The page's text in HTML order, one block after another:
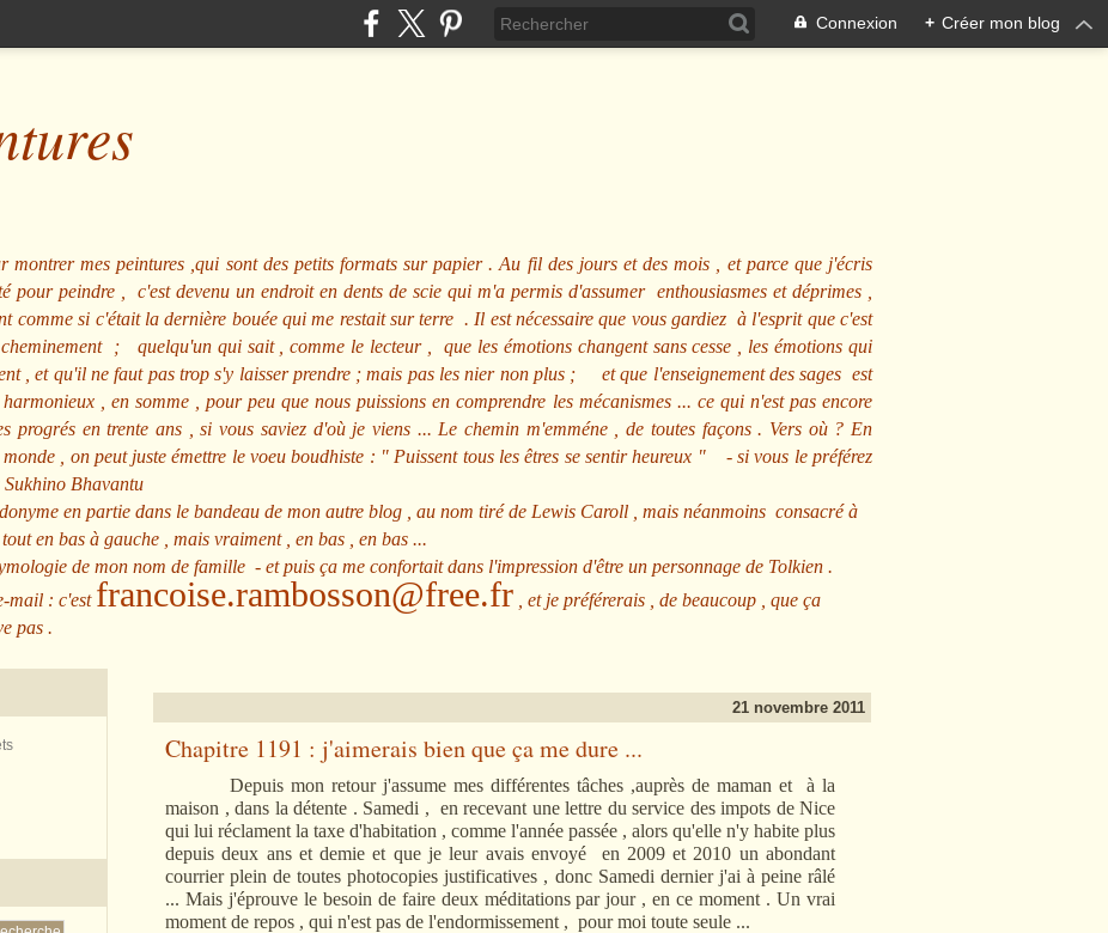
Connexion + Créer mon blog
mes peintures ,qui sont des petits formats sur papier . Au fil des jours et des mois , et parce que j'écris
pour peindre , c'est devenu un endroit en dents de scie qui m'a permis d'assumer enthousiasmes et déprimes ,
comme si c'était la dernière bouée qui me restait sur terre . Il est nécessaire que vous gardiez à l'esprit que c'est
; quelqu'un qui sait , comme le lecteur , que les émotions changent sans cesse , les émotions qui
, et qu'il ne faut pas trop s'y laisser prendre ; mais pas les nier non plus ; et que l'enseignement des sages est
, en somme , pour peu que nous puissions en comprendre les mécanismes ... ce qui n'est pas encore
progrés en trente ans , si vous saviez d'où je viens ... Le chemin m'emméne , de toutes façons . Vers où ? En
, on peut juste émettre le voeu boudhiste : " Puissent tous les êtres se sentir heureux " - si vous le préférez
Sukhino Bhavantu
en partie dans le bandeau de mon autre blog , au nom tiré de Lewis Caroll , mais néanmoins consacré à
en bas à gauche , mais vraiment , en bas , en bas ...
de mon nom de famille - et puis ça me confortait dans l'impression d'être un personnage de Tolkien .
mail : c'est francoise.rambosson@free.fr , et je préférerais , de beaucoup , que ça
pas .
21 novembre 2011
Chapitre 1191 : j'aimerais bien que ça me dure ...
Depuis mon retour j'assume mes différentes tâches ,auprès de maman et à la
maison , dans la détente . Samedi , en recevant une lettre du service des impots de Nice
qui lui réclament la taxe d'habitation , comme l'année passée , alors qu'elle n'y habite plus
depuis deux ans et demie et que je leur avais envoyé en 2009 et 2010 un abondant
courrier plein de toutes photocopies justificatives , donc Samedi dernier j'ai à peine râlé
... Mais j'éprouve le besoin de faire deux méditations par jour , en ce moment . Un vrai
moment de repos , qui n'est pas de l'endormissement , pour moi toute seule ...